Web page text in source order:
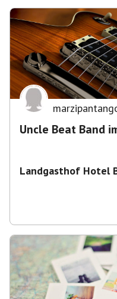
Uncle Beat Band
Landgasthof Hotel